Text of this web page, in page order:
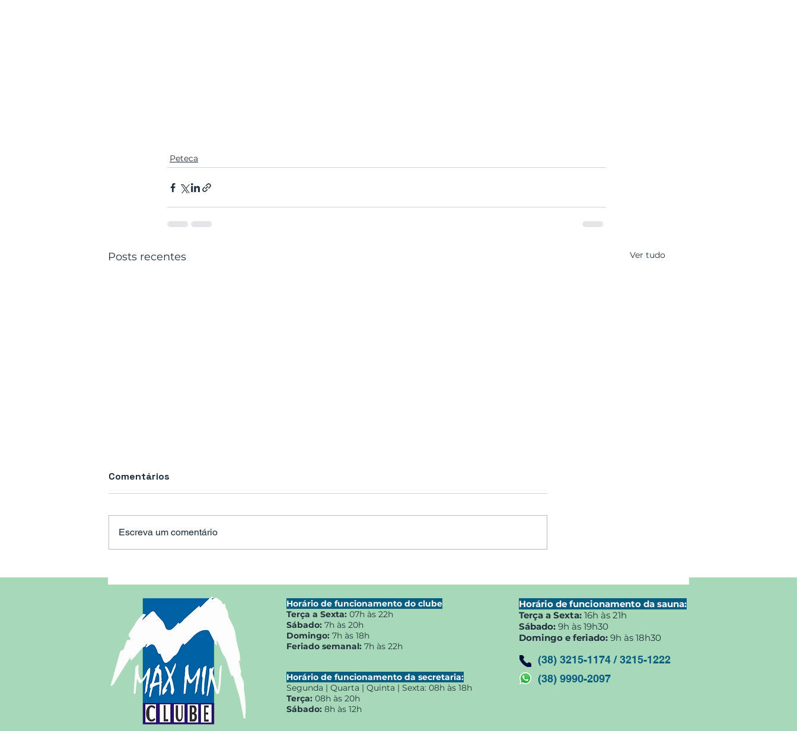
Peteca
Posts recentes Ver tudo
Ampliação da Cobertura
das Quadras de Peteca.
TORNEIO DE PETECA DO
MAX MIN CLUBE COM
PARTICIPAÇÃO DE MAIS DE
150 ATLETAS.
Filhos da escolinha de
peteca.
Comentários
Escreva um comentário
Horário de funcionamento do clube
Terça a Sexta: 07h às 22h
Sábado: 7h às 20h
Domingo: 7h às 18h
Feriado semanal: 7h às 22h
Horário de funcionamento da secretaria:
Segunda | Quarta | Quinta | Sexta: 08h às 18h
Terça: 08h às 20h
Sábado: 8h às 12h
Horário de funcionamento da sauna:
Terça a Sexta: 16h às 21h
Sábado: 9h às 19h30
Domingo e feriado: 9h às 18h30
(38) 3215-1174 / 3215-1222
(38) 9990-2097